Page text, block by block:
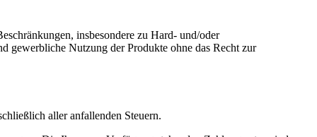
insbesondere zu Hard- und/oder
gewerbliche Nutzung der Produkte ohne das Recht zur
aller anfallenden Steuern.